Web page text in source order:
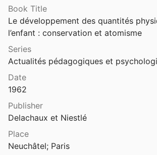
1941
projection des ombres
traction et l’équilibre des plaquettes
Book Title
Le développement des quantités
l’enfant : conservation et atomisme
Series
Actualités pédagogiques et
Date
1962
Publisher
Delachaux et Niestlé
Place
Neuchâtel; Paris